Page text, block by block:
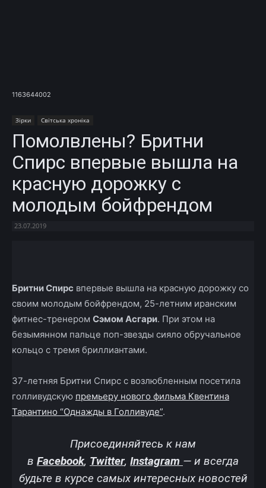
1163644002
Зірки Світська хроніка
Помолвлены? Бритни
Спирс впервые вышла на
красную дорожку с
молодым бойфрендом
23.07.2019
Бритни Спирс впервые вышла на красную дорожку со
своим молодым бойфрендом, 25-летним иранским
фитнес-тренером Сэмом Асгари. При этом на
безымянном пальце поп-звезды сияло обручальное
кольцо с тремя бриллиантами.
37-летняя Бритни Спирс с возлюбленным посетила
голливудскую премьеру нового фильма Квентина
Тарантино “Однажды в Голливуде”.
Присоединяйтесь к нам
в Facebook, Twitter, Instagram — и всегда
будьте в курсе самых интересных новостей